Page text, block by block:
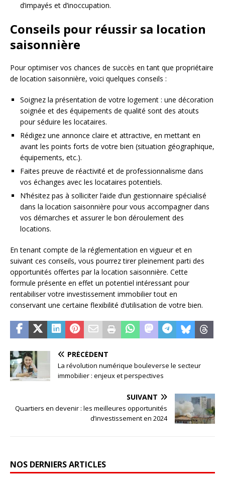
d’impayés et d’inoccupation.
Conseils pour réussir sa location
saisonnière
Pour optimiser vos chances de succès en tant que propriétaire
de location saisonnière, voici quelques conseils :
Soignez la présentation de votre logement : une décoration
soignée et des équipements de qualité sont des atouts
pour séduire les locataires.
Rédigez une annonce claire et attractive, en mettant en
avant les points forts de votre bien (situation géographique,
équipements, etc.).
Faites preuve de réactivité et de professionnalisme dans
vos échanges avec les locataires potentiels.
N’hésitez pas à solliciter l’aide d’un gestionnaire spécialisé
dans la location saisonnière pour vous accompagner dans
vos démarches et assurer le bon déroulement des
locations.
En tenant compte de la réglementation en vigueur et en
suivant ces conseils, vous pourrez tirer pleinement parti des
opportunités offertes par la location saisonnière. Cette
formule présente en effet un potentiel intéressant pour
rentabiliser votre investissement immobilier tout en
conservant une certaine flexibilité d’utilisation de votre bien.
PRÉCÉDENT
La révolution numérique bouleverse le secteur
immobilier : enjeux et perspectives
SUIVANT
Quartiers en devenir : les meilleures opportunités
d’investissement en 2024
NOS DERNIERS ARTICLES